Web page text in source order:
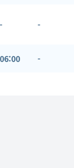
- -
06:00 -